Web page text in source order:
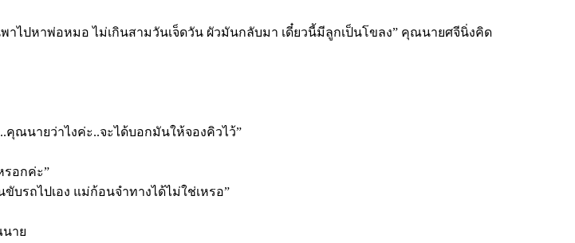
ปหาพ่อหมอ ไม่เกินสามวันเจ็ดวัน ผัวมันกลับมา เดี๋ยวนี้มีลูกเป็นโขลง” คุณนายศจีนิ่งคิด
ณนายว่าไงค่ะ..จะได้บอกมันให้จองคิวไว้”
อกค่ะ”
รถไปเอง แม่ก้อนจำทางได้ไม่ใช่เหรอ”
าย